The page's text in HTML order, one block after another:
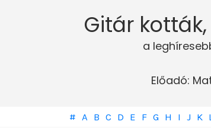
Gitár
a
Előadó:
# A B C D E F G H I J K